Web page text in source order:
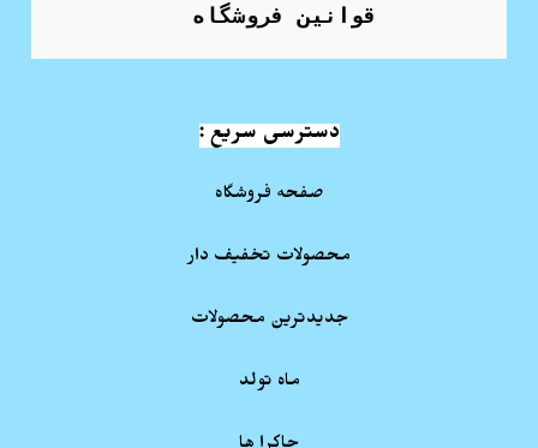
قوانین فروشگاه
دسترسی سریع :
صفحه فروشگاه
محصولات تخفیف دار
جدیدترین محصولات
ماه تولد